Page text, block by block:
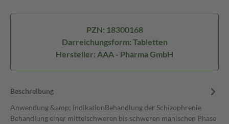
PZN: 18300168
Darreichungsform: Tabletten
Hersteller: AAA - Pharma GmbH
Beschreibung
Anwendung &amp; IndikationBehandlung der Schizophrenie
Behandlung einer mittelschweren bis schweren manischen Phase